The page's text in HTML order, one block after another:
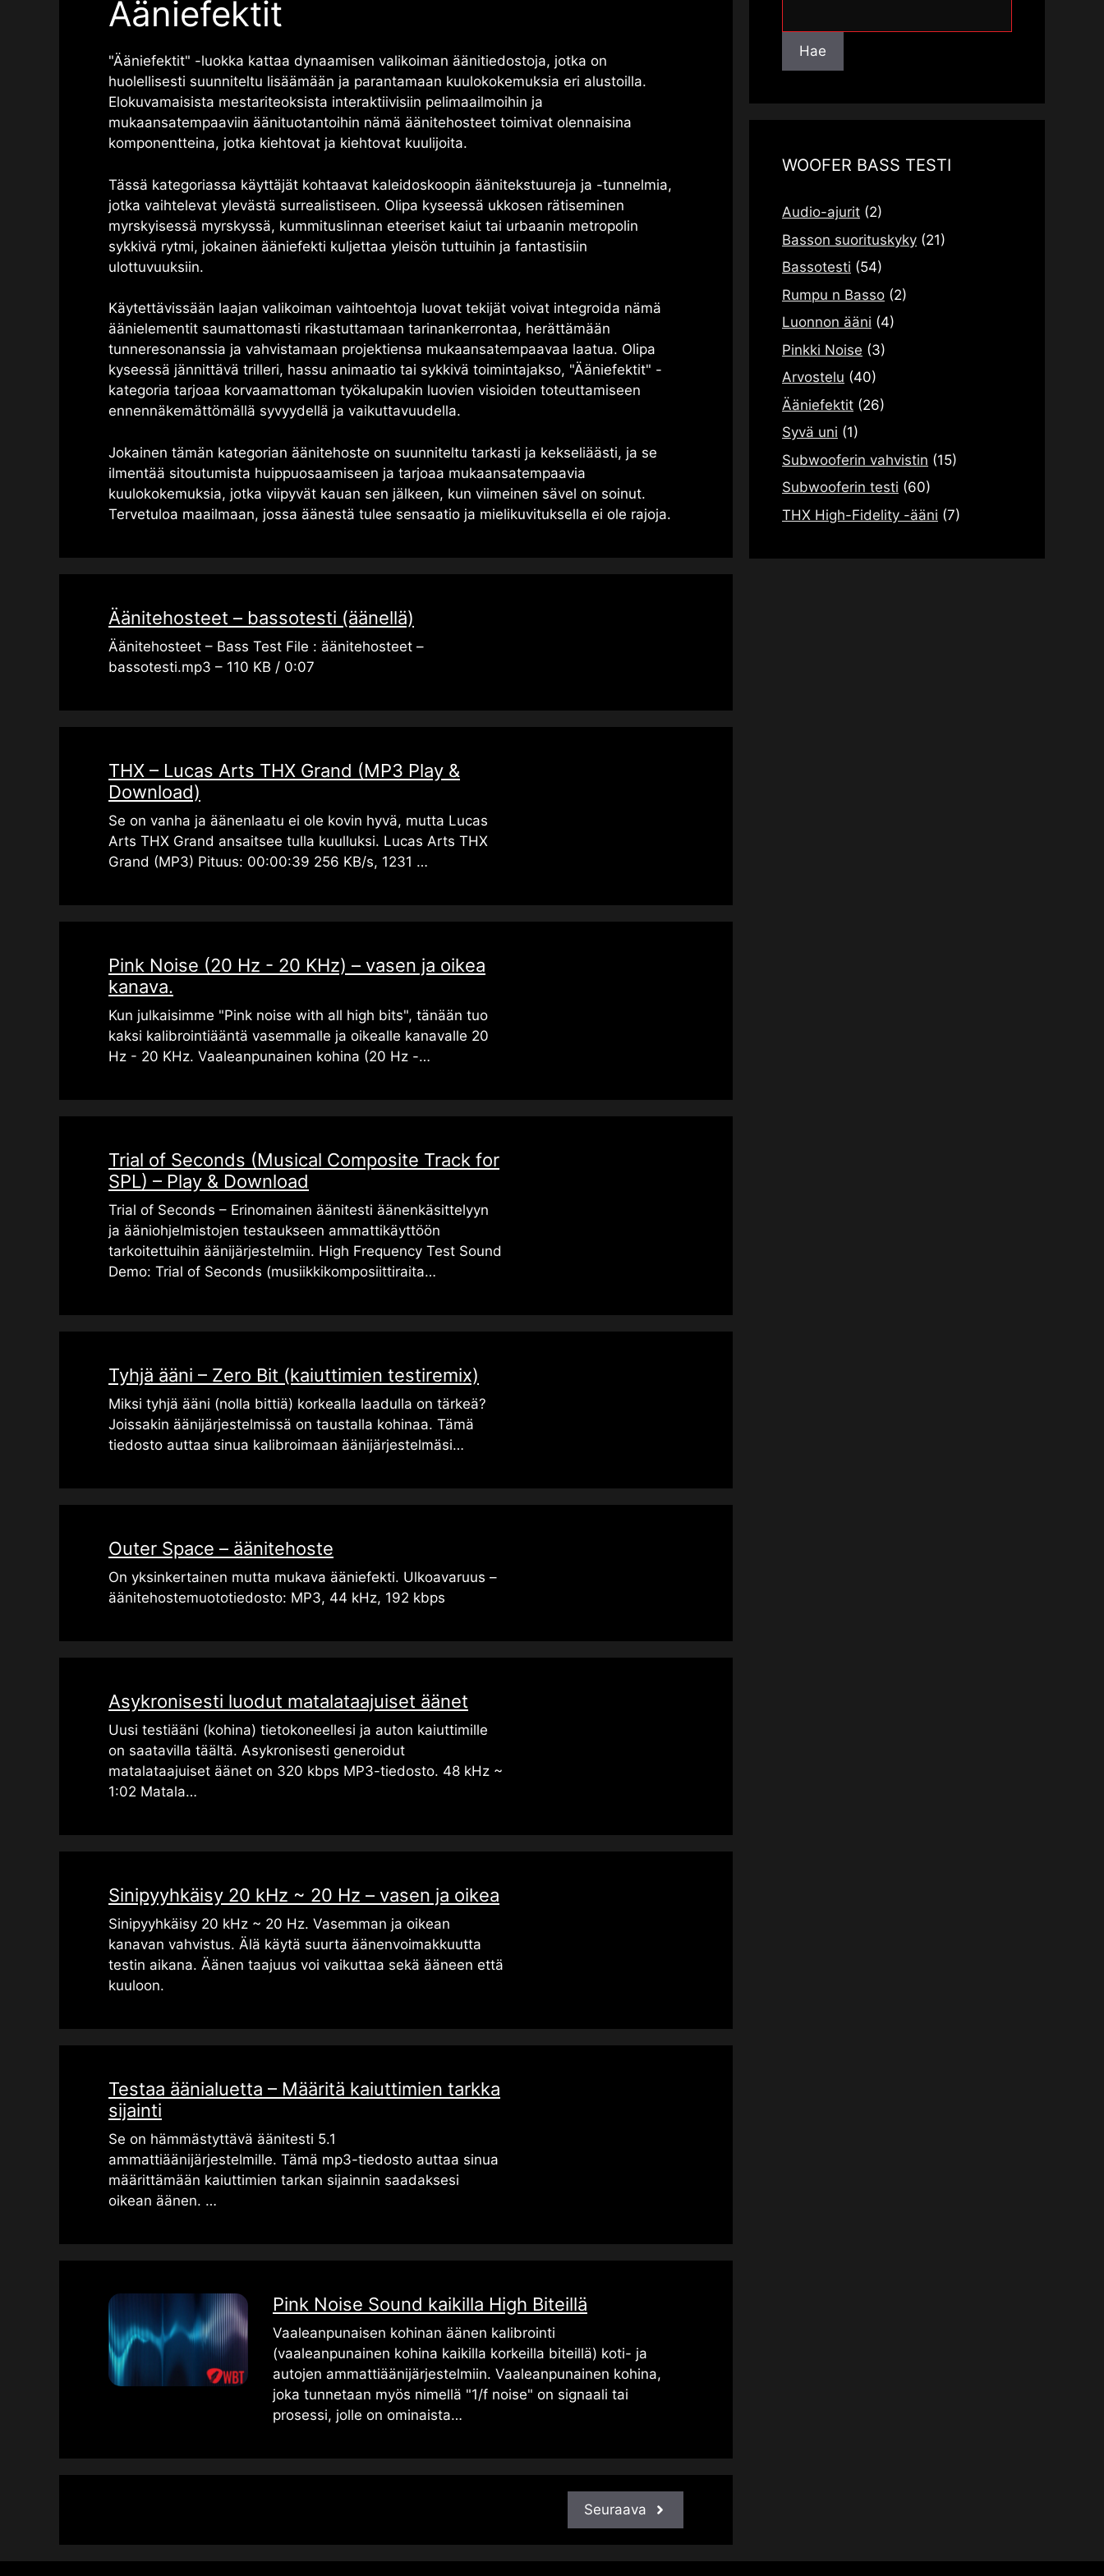
Ääniefektit
"Ääniefektit" -luokka kattaa dynaamisen valikoiman äänitiedostoja, jotka on
huolellisesti suunniteltu lisäämään ja parantamaan kuulokokemuksia eri alustoilla.
Elokuvamaisista mestariteoksista interaktiivisiin pelimaailmoihin ja
mukaansatempaaviin äänituotantoihin nämä äänitehosteet toimivat olennaisina
komponentteina, jotka kiehtovat ja kiehtovat kuulijoita.
Tässä kategoriassa käyttäjät kohtaavat kaleidoskoopin äänitekstuureja ja -tunnelmia,
jotka vaihtelevat ylevästä surrealistiseen. Olipa kyseessä ukkosen rätiseminen
myrskyisessä myrskyssä, kummituslinnan eteeriset kaiut tai urbaanin metropolin
sykkivä rytmi, jokainen ääniefekti kuljettaa yleisön tuttuihin ja fantastisiin
ulottuvuuksiin.
Käytettävissään laajan valikoiman vaihtoehtoja luovat tekijät voivat integroida nämä
äänielementit saumattomasti rikastuttamaan tarinankerrontaa, herättämään
tunneresonanssia ja vahvistamaan projektiensa mukaansatempaavaa laatua. Olipa
kyseessä jännittävä trilleri, hassu animaatio tai sykkivä toimintajakso, "Ääniefektit" -
kategoria tarjoaa korvaamattoman työkalupakin luovien visioiden toteuttamiseen
ennennäkemättömällä syvyydellä ja vaikuttavuudella.
Jokainen tämän kategorian äänitehoste on suunniteltu tarkasti ja kekseliäästi, ja se
ilmentää sitoutumista huippuosaamiseen ja tarjoaa mukaansatempaavia
kuulokokemuksia, jotka viipyvät kauan sen jälkeen, kun viimeinen sävel on soinut.
Tervetuloa maailmaan, jossa äänestä tulee sensaatio ja mielikuvituksella ei ole rajoja.
Äänitehosteet – bassotesti (äänellä)
Äänitehosteet – Bass Test File : äänitehosteet –
bassotesti.mp3 – 110 KB / 0:07
THX – Lucas Arts THX Grand (MP3 Play &
Download)
Se on vanha ja äänenlaatu ei ole kovin hyvä, mutta Lucas
Arts THX Grand ansaitsee tulla kuulluksi. Lucas Arts THX
Grand (MP3) Pituus: 00:00:39 256 KB/s, 1231 …
Pink Noise (20 Hz - 20 KHz) – vasen ja oikea
kanava.
Kun julkaisimme "Pink noise with all high bits", tänään tuo
kaksi kalibrointiääntä vasemmalle ja oikealle kanavalle 20
Hz - 20 KHz. Vaaleanpunainen kohina (20 Hz -…
Trial of Seconds (Musical Composite Track for
SPL) – Play & Download
Trial of Seconds – Erinomainen äänitesti äänenkäsittelyyn
ja ääniohjelmistojen testaukseen ammattikäyttöön
tarkoitettuihin äänijärjestelmiin. High Frequency Test Sound
Demo: Trial of Seconds (musiikkikomposiittiraita…
Tyhjä ääni – Zero Bit (kaiuttimien testiremix)
Miksi tyhjä ääni (nolla bittiä) korkealla laadulla on tärkeä?
Joissakin äänijärjestelmissä on taustalla kohinaa. Tämä
tiedosto auttaa sinua kalibroimaan äänijärjestelmäsi…
Outer Space – äänitehoste
On yksinkertainen mutta mukava ääniefekti. Ulkoavaruus –
äänitehostemuototiedosto: MP3, 44 kHz, 192 kbps
Asykronisesti luodut matalataajuiset äänet
Uusi testiääni (kohina) tietokoneellesi ja auton kaiuttimille
on saatavilla täältä. Asykronisesti generoidut
matalataajuiset äänet on 320 kbps MP3-tiedosto. 48 kHz ~
1:02 Matala…
Sinipyyhkäisy 20 kHz ~ 20 Hz – vasen ja oikea
Sinipyyhkäisy 20 kHz ~ 20 Hz. Vasemman ja oikean
kanavan vahvistus. Älä käytä suurta äänenvoimakkuutta
testin aikana. Äänen taajuus voi vaikuttaa sekä ääneen että
kuuloon.
Testaa äänialuetta – Määritä kaiuttimien tarkka
sijainti
Se on hämmästyttävä äänitesti 5.1
ammattiäänijärjestelmille. Tämä mp3-tiedosto auttaa sinua
määrittämään kaiuttimien tarkan sijainnin saadaksesi
oikean äänen. …
Pink Noise Sound kaikilla High Biteillä
Vaaleanpunaisen kohinan äänen kalibrointi
(vaaleanpunainen kohina kaikilla korkeilla biteillä) koti- ja
autojen ammattiäänijärjestelmiin. Vaaleanpunainen kohina,
joka tunnetaan myös nimellä "1/f noise" on signaali tai
prosessi, jolle on ominaista…
Seuraava
Hae
WOOFER BASS TESTI
Audio-ajurit (2)
Basson suorituskyky (21)
Bassotesti (54)
Rumpu n Basso (2)
Luonnon ääni (4)
Pinkki Noise (3)
Arvostelu (40)
Ääniefektit (26)
Syvä uni (1)
Subwooferin vahvistin (15)
Subwooferin testi (60)
THX High-Fidelity -ääni (7)